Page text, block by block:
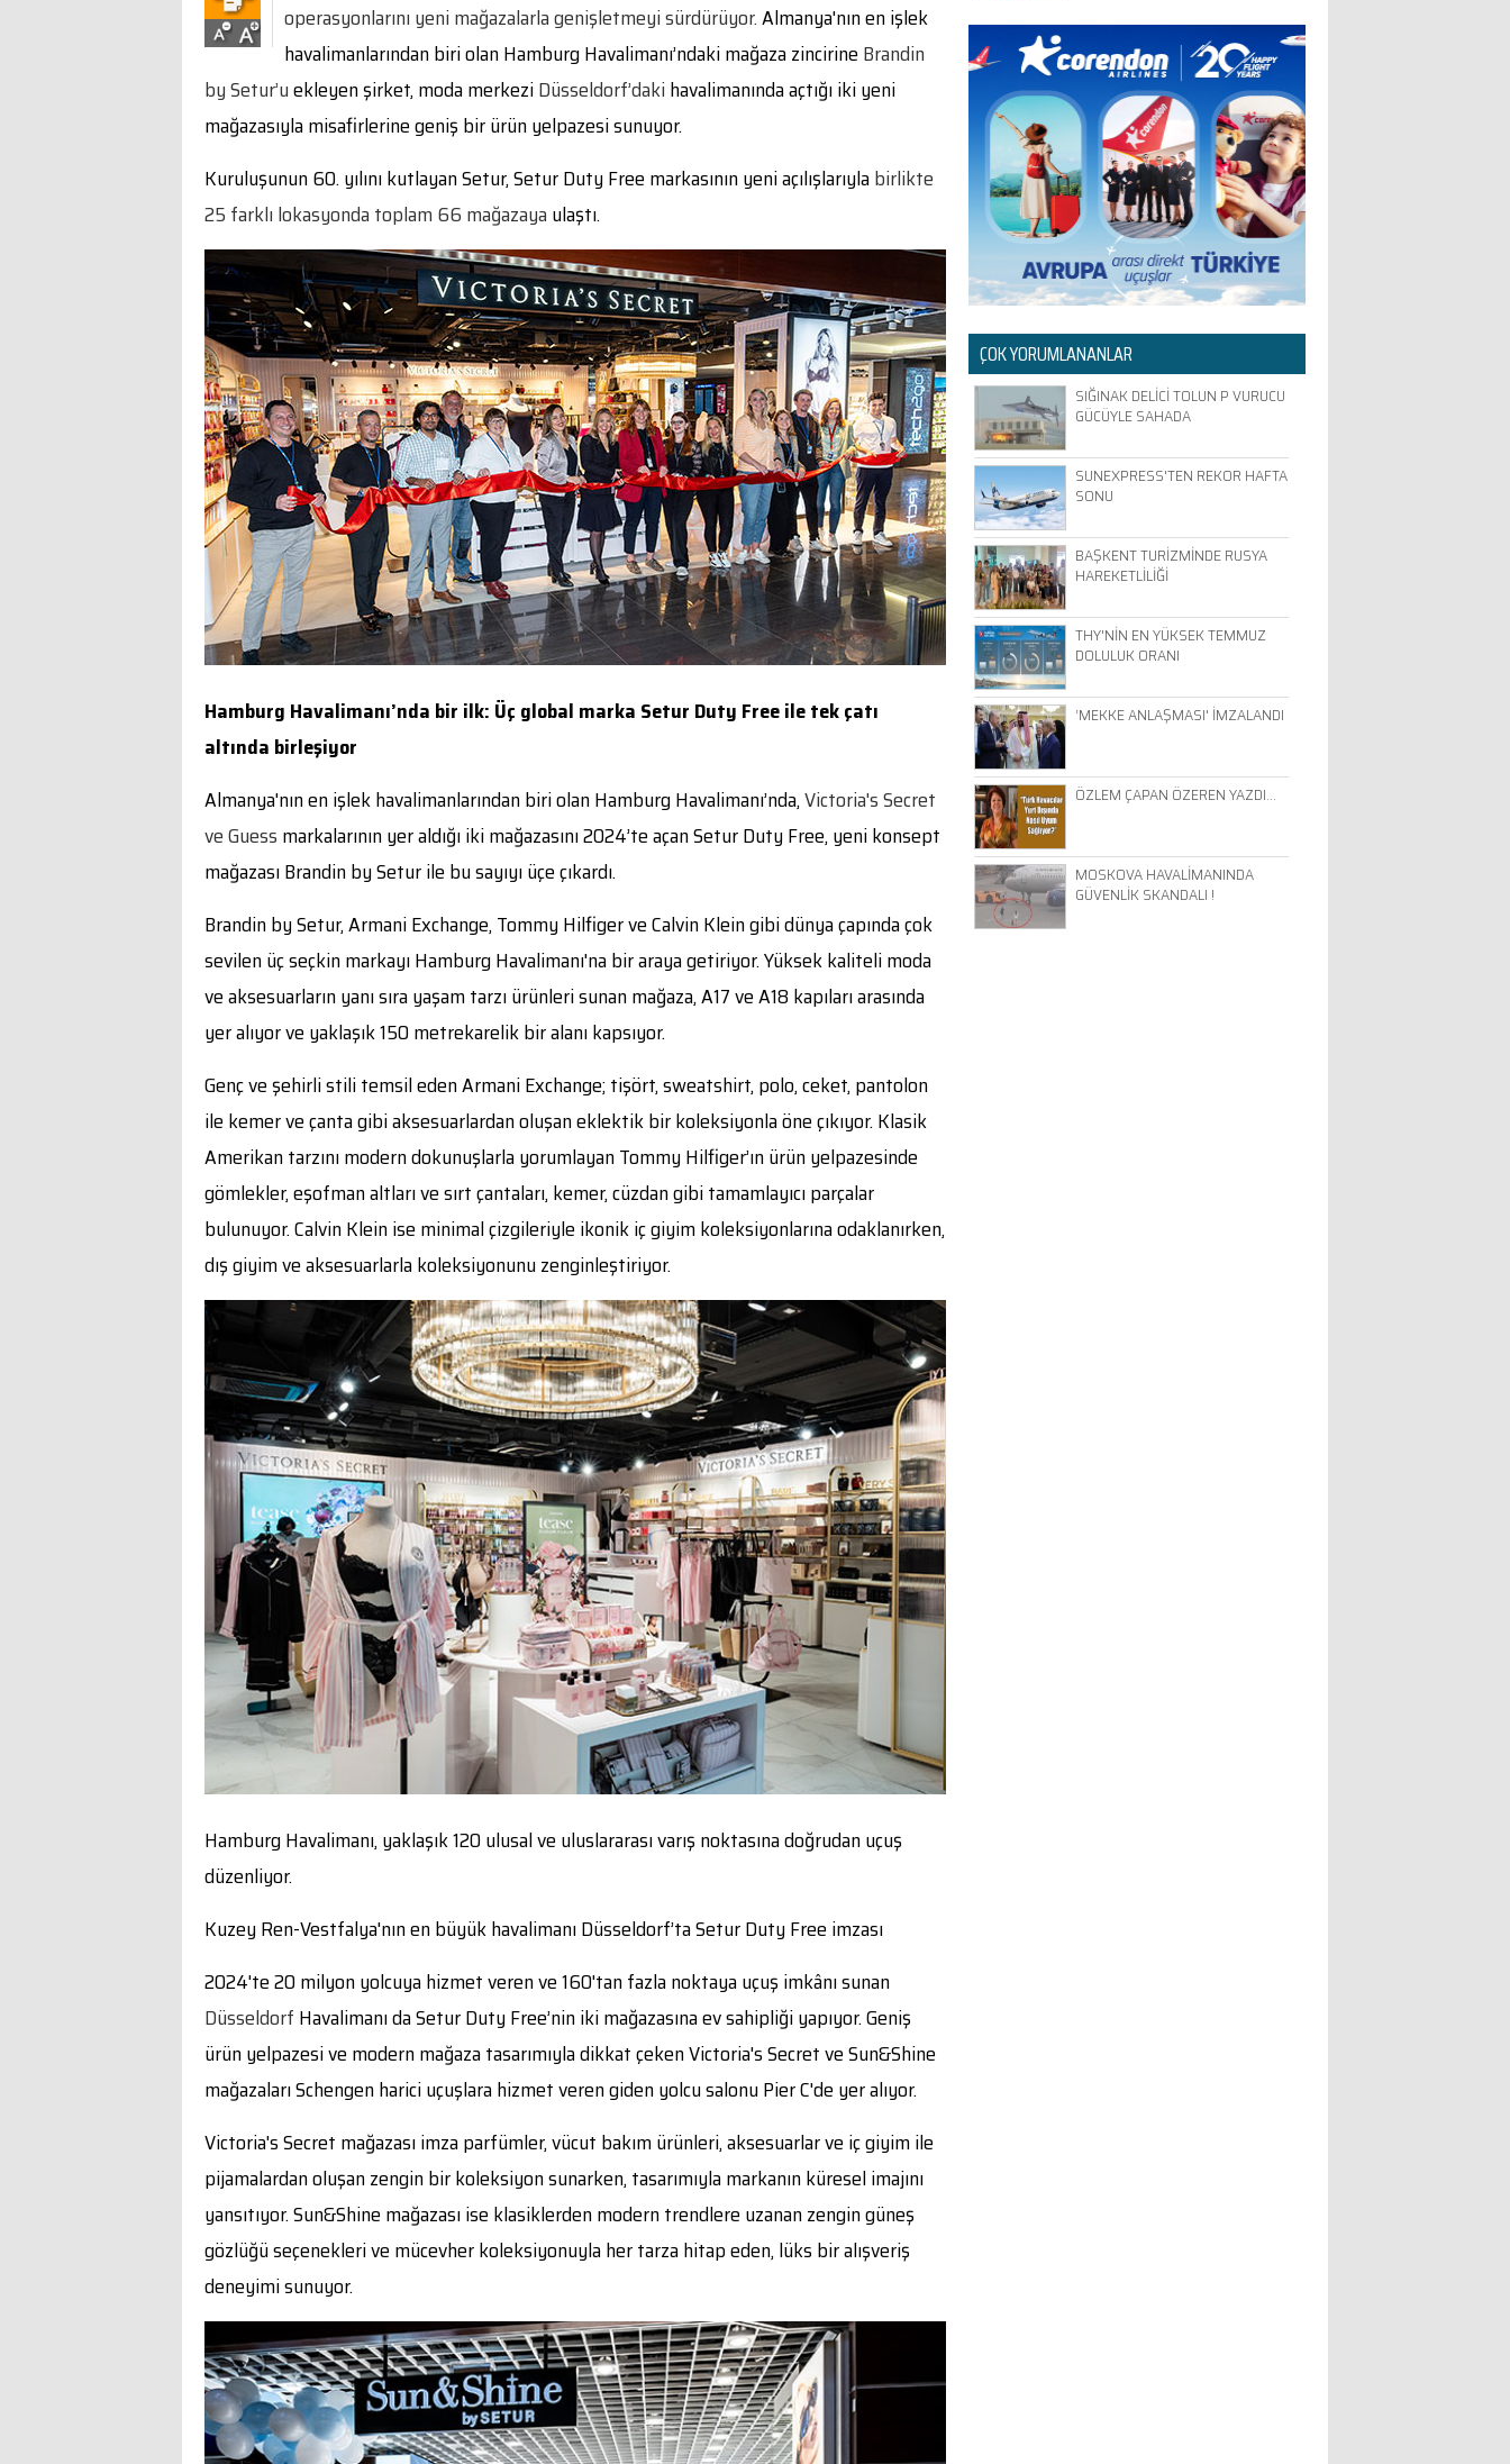
operasyonlarını yeni mağazalarla genişletmeyi sürdürüyor.Almanya'nın en işlek
havalimanlarından biri olan Hamburg Havalimanı’ndaki mağaza zincirine Brandin
by Setur’uekleyen şirket, moda merkeziDüsseldorf’daki havalimanında açtığı iki yeni
mağazasıyla misafirlerine geniş bir ürün yelpazesi sunuyor.
Kuruluşunun 60. yılını kutlayan Setur, Setur Duty Free markasının yeni açılışlarıylabirlikte
25 farklı lokasyonda toplam 66 mağazaya ulaştı.
Hamburg Havalimanı’nda bir ilk: Üç global marka Setur Duty Free ile tek çatı
altında birleşiyor
Almanya'nın en işlek havalimanlarından biri olan Hamburg Havalimanı’nda,Victoria's Secret
ve Guess markalarının yer aldığı iki mağazasını 2024’te açan Setur Duty Free, yeni konsept
mağazası Brandin by Setur ile bu sayıyı üçe çıkardı.
Brandin by Setur, Armani Exchange, Tommy Hilfiger ve Calvin Klein gibi dünya çapında çok
sevilen üç seçkin markayı Hamburg Havalimanı'na bir araya getiriyor. Yüksek kaliteli moda
ve aksesuarların yanı sıra yaşam tarzı ürünleri sunan mağaza, A17 ve A18 kapıları arasında
yer alıyor ve yaklaşık 150 metrekarelik bir alanı kapsıyor.
Genç ve şehirli stili temsil eden Armani Exchange; tişört, sweatshirt, polo, ceket, pantolon
ile kemer ve çanta gibi aksesuarlardan oluşan eklektik bir koleksiyonla öne çıkıyor. Klasik
Amerikan tarzını modern dokunuşlarla yorumlayan Tommy Hilfiger’ın ürün yelpazesinde
gömlekler, eşofman altları ve sırt çantaları, kemer, cüzdan gibi tamamlayıcı parçalar
bulunuyor. Calvin Klein ise minimal çizgileriyle ikonik iç giyim koleksiyonlarına odaklanırken,
dış giyim ve aksesuarlarla koleksiyonunu zenginleştiriyor.
Hamburg Havalimanı, yaklaşık 120 ulusal ve uluslararası varış noktasına doğrudan uçuş
düzenliyor.
Kuzey Ren-Vestfalya'nın en büyük havalimanı Düsseldorf’ta Setur Duty Free imzası
2024'te 20 milyon yolcuya hizmet veren ve 160'tan fazla noktaya uçuş imkânı sunan
Düsseldorf Havalimanı da Setur Duty Free’nin iki mağazasına ev sahipliği yapıyor. Geniş
ürün yelpazesi ve modern mağaza tasarımıyla dikkat çeken Victoria's Secret ve Sun&Shine
mağazaları Schengen harici uçuşlara hizmet veren giden yolcu salonu Pier C'de yer alıyor.
Victoria's Secret mağazası imza parfümler, vücut bakım ürünleri, aksesuarlar ve iç giyim ile
pijamalardan oluşan zengin bir koleksiyon sunarken, tasarımıyla markanın küresel imajını
yansıtıyor. Sun&Shine mağazası ise klasiklerden modern trendlere uzanan zengin güneş
gözlüğü seçenekleri ve mücevher koleksiyonuyla her tarza hitap eden, lüks bir alışveriş
deneyimi sunuyor.
ÇOK YORUMLANANLAR
SIĞINAK DELİCİ TOLUN P VURUCU
GÜCÜYLE SAHADA
SUNEXPRESS'TEN REKOR HAFTA
SONU
BAŞKENT TURİZMİNDE RUSYA
HAREKETLİLİĞİ
THY'NİN EN YÜKSEK TEMMUZ
DOLULUK ORANI
‘MEKKE ANLAŞMASI' İMZALANDI
ÖZLEM ÇAPAN ÖZEREN YAZDI…
MOSKOVA HAVALİMANINDA
GÜVENLİK SKANDALI !